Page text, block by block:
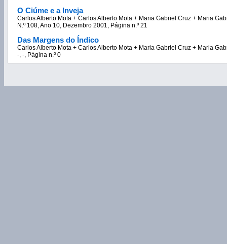
O Ciúme e a Inveja
Carlos Alberto Mota + Carlos Alberto Mota + Maria Gabriel Cruz + Maria
N.º 108, Ano 10, Dezembro 2001, Página n.º 21
Das Margens do Índico
Carlos Alberto Mota + Carlos Alberto Mota + Maria Gabriel Cruz + Maria
-, -, Página n.º 0